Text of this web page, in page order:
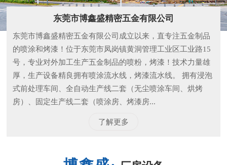
东莞市博鑫盛精密五金有限公司
东莞市博鑫盛精密五金有限公司成立以来，直专注五金制品
的喷涂和烤漆！位于东莞市凤岗镇黄洞管理工业区工业路15
号，专业对外加工生产五金制品的喷粉，烤漆！技术力量雄
厚，生产设备精良拥有喷涂流水线，烤漆流水线。 拥有浸泡
式前处理车间、全自动生产线二套（无尘喷涂车间、烘烤
房）、固定生产线二套（喷涂房、烤漆房...
了解更多